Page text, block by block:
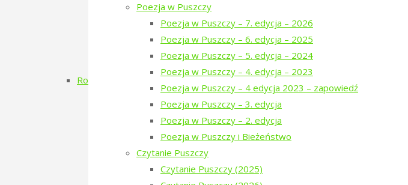
Poezja w Puszczy
Poezja w Puszczy – 7. edycja – 2026
Poezja w Puszczy – 6. edycja – 2025
Poezja w Puszczy – 5. edycja – 2024
Poezja w Puszczy – 4. edycja – 2023
Poezja w Puszczy – 4 edycja 2023 – zapowiedź
Poezja w Puszczy – 3. edycja
Poezja w Puszczy – 2. edycja
Poezja w Puszczy i Bieżeństwo
Czytanie Puszczy
Czytanie Puszczy (2025)
Dzień Tatarski – spotkanie z Igorem Isajewem
Dzien Tatarski – spotkanie z Krzysztofem Mucharskim
18-19 maja „Chór przyjechał”
Zielony Kwiecień 2019
Rok 2018
Dzień Gruziński
Zielony Listopad 2018
Poezja w Puszczy – 2. edycja
Porządkowanie kirkutu
Dzień Szwajcarski
Zielony Kwiecień